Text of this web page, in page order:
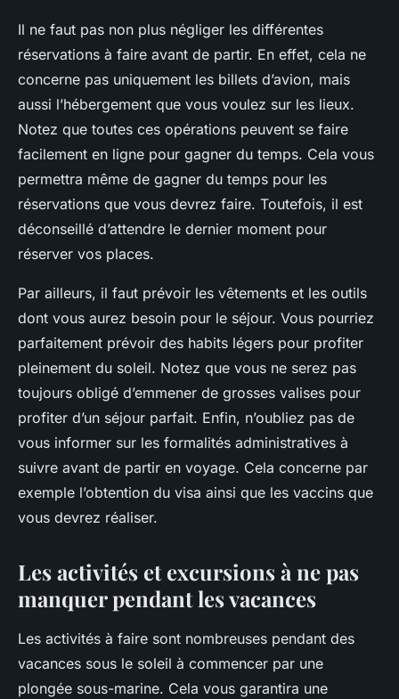
Il ne faut pas non plus négliger les différentes
réservations à faire avant de partir. En effet, cela ne
concerne pas uniquement les billets d’avion, mais
aussi l’hébergement que vous voulez sur les lieux.
Notez que toutes ces opérations peuvent se faire
facilement en ligne pour gagner du temps. Cela vous
permettra même de gagner du temps pour les
réservations que vous devrez faire. Toutefois, il est
déconseillé d’attendre le dernier moment pour
réserver vos places.
Par ailleurs, il faut prévoir les vêtements et les outils
dont vous aurez besoin pour le séjour. Vous pourriez
parfaitement prévoir des habits légers pour profiter
pleinement du soleil. Notez que vous ne serez pas
toujours obligé d’emmener de grosses valises pour
profiter d’un séjour parfait. Enfin, n’oubliez pas de
vous informer sur les formalités administratives à
suivre avant de partir en voyage. Cela concerne par
exemple l’obtention du visa ainsi que les vaccins que
vous devrez réaliser.
Les activités et excursions à ne pas
manquer pendant les vacances
Les activités à faire sont nombreuses pendant des
vacances sous le soleil à commencer par une
plongée sous-marine. Cela vous garantira une